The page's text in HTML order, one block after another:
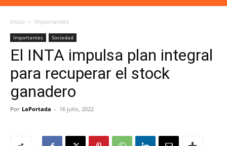
Portada
Inicio Importantes
Importantes Sociedad
El INTA impulsa plan integral
para recuperar el stock
ganadero
Por LaPortada - 16 julio, 2022